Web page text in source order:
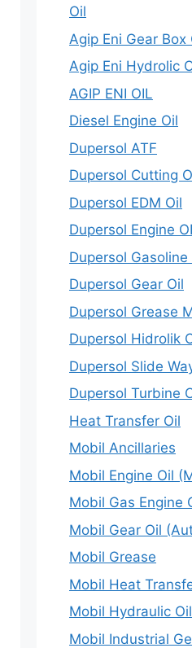
Oil
Agip Eni Gear Box
Agip Eni Hydrolic
AGIP ENI OIL
Diesel Engine Oil
Dupersol ATF
Dupersol Cutting
Dupersol EDM Oil
Dupersol Engine
Dupersol Gasoline
Dupersol Gear Oil
Dupersol Grease
Dupersol Hidrolik
Dupersol Slide
Dupersol Turbine
Heat Transfer Oil
Mobil Ancillaries
Mobil Engine Oil
Mobil Gas Engine
Mobil Gear Oil
Mobil Grease
Mobil Heat
Mobil Hydraulic Oil
Mobil Industrial